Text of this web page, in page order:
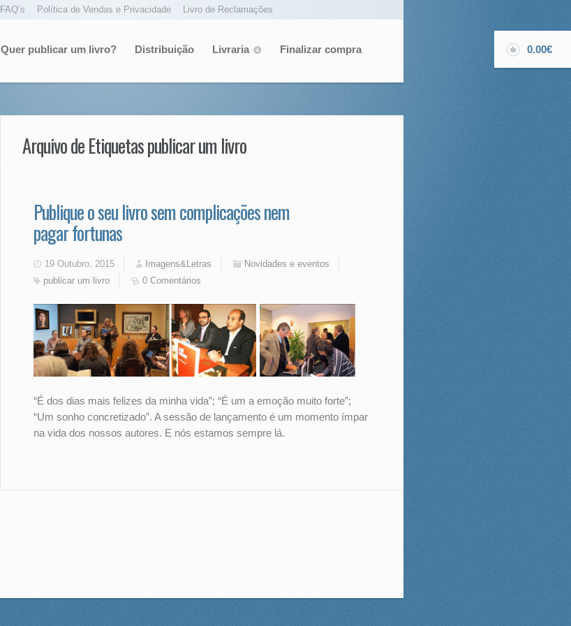
FAQ’s Política de Vendas e Privacidade Livro de Reclamações
0.00€
Quer publicar um livro? Distribuição Livraria Finalizar compra
Arquivo de Etiquetas publicar um livro
Publique o seu livro sem complicações nem
pagar fortunas
19 Outubro, 2015 Imagens&Letras
Novidades e eventos
publicar um livro
0 Comentários
“É dos dias mais felizes da minha vida”; “É um a emoção muito forte”;
“Um sonho concretizado”. A sessão de lançamento é um momento ímpar
na vida dos nossos autores. E nós estamos sempre lá.